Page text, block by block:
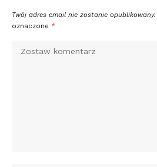
Twój adres email nie zostanie opublikowany.
oznaczone *